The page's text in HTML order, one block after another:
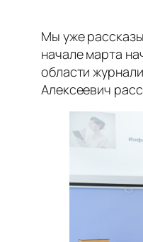
Мы уже
начале марта
области
Алексеевич